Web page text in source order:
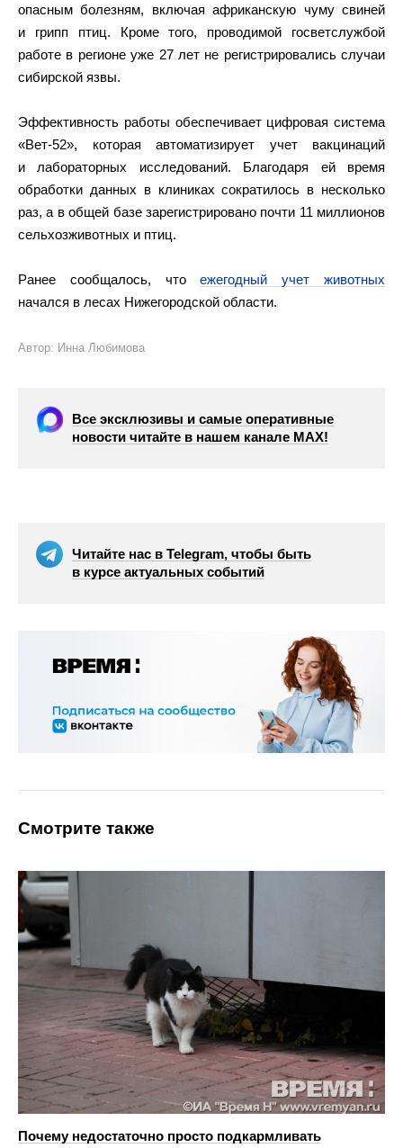
опасным болезням, включая африканскую чуму свиней
и грипп птиц. Кроме того, проводимой госветслужбой
работе в регионе уже 27 лет не регистрировались случаи
сибирской язвы.
Эффективность работы обеспечивает цифровая система
«Вет-52», которая автоматизирует учет вакцинаций
и лабораторных исследований. Благодаря ей время
обработки данных в клиниках сократилось в несколько
раз, а в общей базе зарегистрировано почти 11 миллионов
сельхозживотных и птиц.
Ранее сообщалось, чтоежегодный учет животных
начался в лесах Нижегородской области.
Автор: Инна Любимова
Все эксклюзивы и самые оперативные
новости читайте в нашем канале МАХ!
Читайте нас в Telegram, чтобы быть
в курсе актуальных событий
Смотрите также
Почему недостаточно просто подкармливать